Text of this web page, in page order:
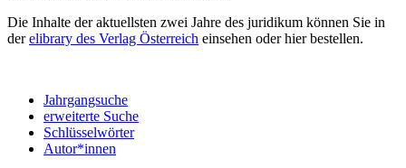
Die Inhalte der aktuellsten zwei Jahre des juridikum können Sie in
derelibrary des Verlag Österreich einsehen oder hier bestellen.
Jahrgangsuche
erweiterte Suche
Schlüsselwörter
Autor*innen